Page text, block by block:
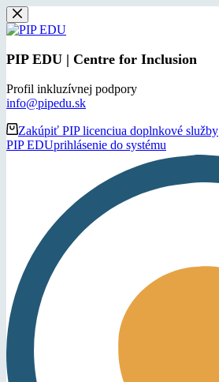
Skip
to
PIP EDU | Centre for Inclusion
Profil inkluzívnej podpory
info@pipedu.sk
Zakúpiť PIP licenciua doplnkové služby
PIP EDUprihlásenie do systému